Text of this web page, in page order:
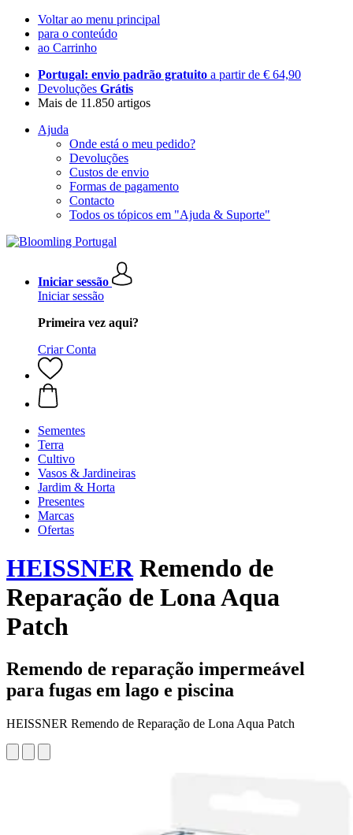
Voltar ao menu principal
para o conteúdo
ao Carrinho
Portugal: envio padrão gratuito a partir de € 64,90
Devoluções Grátis
Mais de 11.850 artigos
Ajuda
Onde está o meu pedido?
Devoluções
Custos de envio
Formas de pagamento
Contacto
Todos os tópicos em "Ajuda & Suporte"
Iniciar sessão
Iniciar sessão
Primeira vez aqui?
Criar Conta
Sementes
Terra
Cultivo
Vasos & Jardineiras
Jardim & Horta
Presentes
Marcas
Ofertas
HEISSNERRemendo de
Reparação de Lona Aqua
Patch
Remendo de reparação impermeável
para fugas em lago e piscina
HEISSNER Remendo de Reparação de Lona Aqua Patch